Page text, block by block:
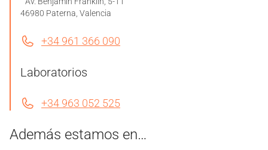
46980 Paterna, Valencia
+34 961 366 090
Laboratorios
+34 963 052 525
Además estamos en…